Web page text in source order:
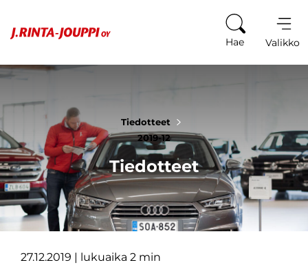
Hae Valikko
Tiedotteet
2019-12
Tiedotteet
27.12.2019 | lukuaika 2 min